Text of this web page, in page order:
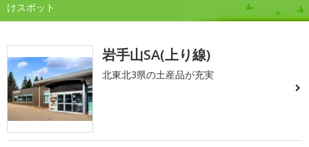
けスポット
岩手山SA(上り線)
北東北3県の土産品が充実